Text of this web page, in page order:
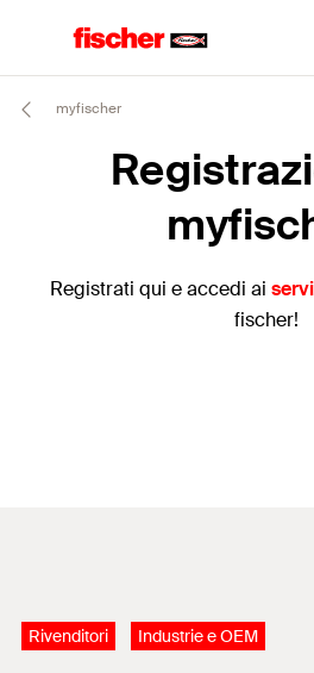
myfischer
Registrati qui e accedi ai
fischer!
Rivenditori Industrie e OEM